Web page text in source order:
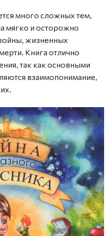
много сложных тем,
мягко и осторожно
жизненных
Книга отлично
так как основными
взаимопонимание,